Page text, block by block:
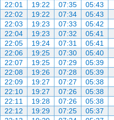
05:43
07:35
19:22
22:01
05:43
07:34
19:22
22:02
05:42
07:33
19:23
22:03
05:41
07:32
19:23
22:04
05:41
07:31
19:24
22:05
05:40
07:30
19:25
22:06
05:39
07:29
19:25
22:07
05:39
07:28
19:26
22:08
05:38
07:27
19:27
22:09
05:38
07:26
19:27
22:10
05:38
07:26
19:28
22:11
05:37
07:25
19:29
22:12